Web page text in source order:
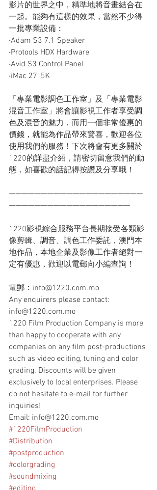
影片的世界之中，精準地將音畫結合在
一起。能夠有這樣的效果，當然不少得
一批專業設備：
‧Adam S3 7.1 Speaker
‧Protools HDX Hardware
‧Avid S3 Control Panel
‧iMac 27’ 5K
「專業電影調色工作室」及「專業電影
混音工作室」將會讓影視工作者享受調
色及混音的魅力，而用一個非常優惠的
價錢，就能為作品帶來驚喜，歡迎各位
使用我們的服務！下次將會有更多關於
1220的詳盡介紹，請密切留意我們的動
態，如喜歡的話記得按讚及分享哦！
—————————————————————
———————————————————
1220影視綜合服務平台長期接受各類影
像剪輯、調音、調色工作委託，澳門本
地作品，本地企業及影像工作者絕對一
定有優惠，歡迎以電郵向小編查詢！
電郵：info@1220.com.mo
Any enquirers please contact:
info@1220.com.mo
1220 Film Production Company is more
than happy to cooperate with any
companies on any film post-productions
such as video editing, tuning and color
grading. Discounts will be given
exclusively to local enterprises. Please
do not hesitate to e-mail for further
inquiries!
Email: info@1220.com.mo
#1220FilmProduction
#Distribution
#postproduction
#colorgrading
#soundmixing